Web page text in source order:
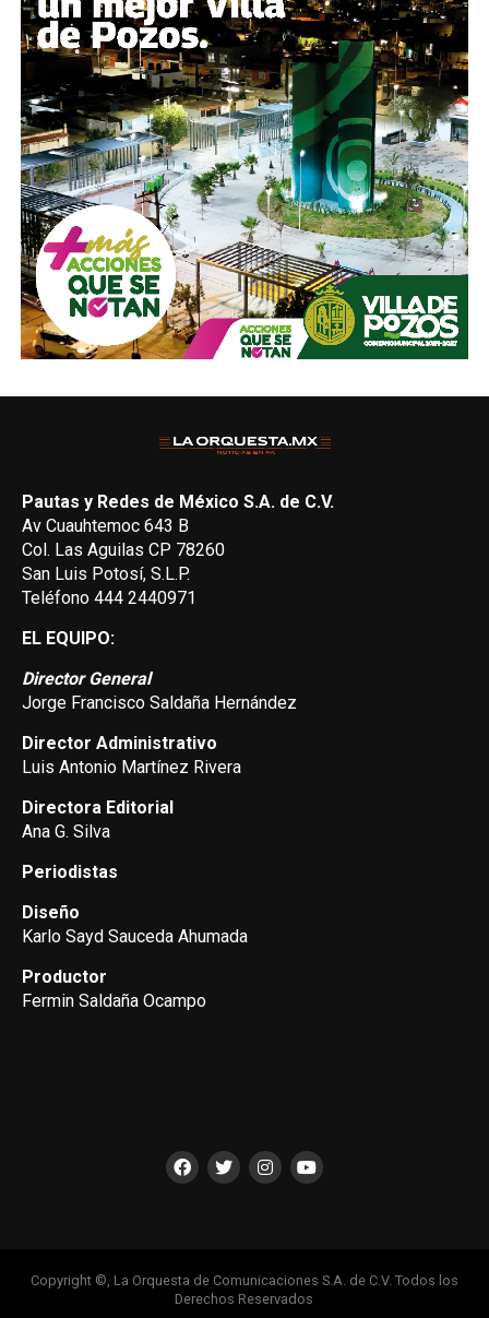
Pautas y Redes de México S.A. de C.V.
Av Cuauhtemoc 643 B
Col. Las Aguilas CP 78260
San Luis Potosí, S.L.P.
Teléfono 444 2440971
EL EQUIPO:
Director General
Jorge Francisco Saldaña Hernández
Director Administrativo
Luis Antonio Martínez Rivera
Directora Editorial
Ana G. Silva
Periodistas
Diseño
Karlo Sayd Sauceda Ahumada
Productor
Fermin Saldaña Ocampo
Copyright ©, La Orquesta de Comunicaciones S.A. de C.V. Todos los
Derechos Reservados